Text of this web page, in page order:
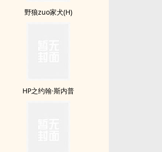
野狼zuo家犬(H)
HP之约翰·斯内普